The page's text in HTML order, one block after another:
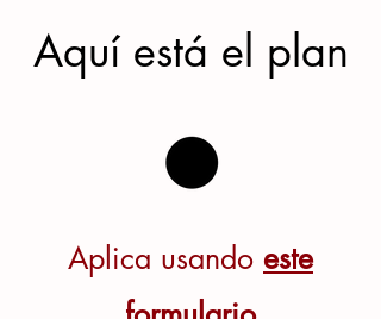
Aquí está el plan
Aplica usando este